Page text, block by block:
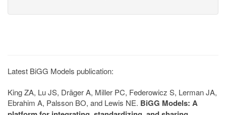
Latest BiGG Models publication:
King ZA, Lu JS, Dräger A, Miller PC, Federowicz S, Lerman JA,
Ebrahim A, Palsson BO, and Lewis NE. BiGG Models: A